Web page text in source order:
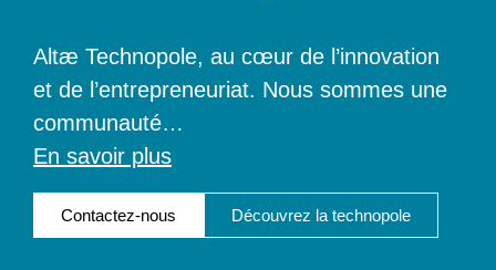
Altæ Technopole, au cœur de l’innovation
et de l’entrepreneuriat. Nous sommes une
communauté…
En savoir plus
Contactez-nous Découvrez la technopole